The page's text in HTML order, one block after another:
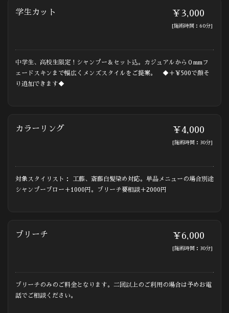
学生カット ￥3,000
[施術時間：60分]
中学生、高校生限定！シャンプー＆セット込。カジュアルから０mmフ
ェードスキンまで幅広くメンズスタイルをご提案。 ◆＋￥500で顔そ
り追加できます◆
カラーリング ￥4,000
[施術時間：30分]
対象スタイリスト： 工藤、斎藤白髪染め対応。単品メニューの場合別途
シャンプーブロー＋1000円。ブリーチ要相談＋2000円
ブリーチ ￥6,000
[施術時間：30分]
ブリーチのみのご料金となります。二回以上のご利用の場合は予めお電
話でご相談ください。